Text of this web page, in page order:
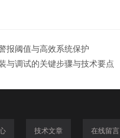
报阈值与高效系统保护
与调试的关键步骤与技术要点
技术文章 在线留言